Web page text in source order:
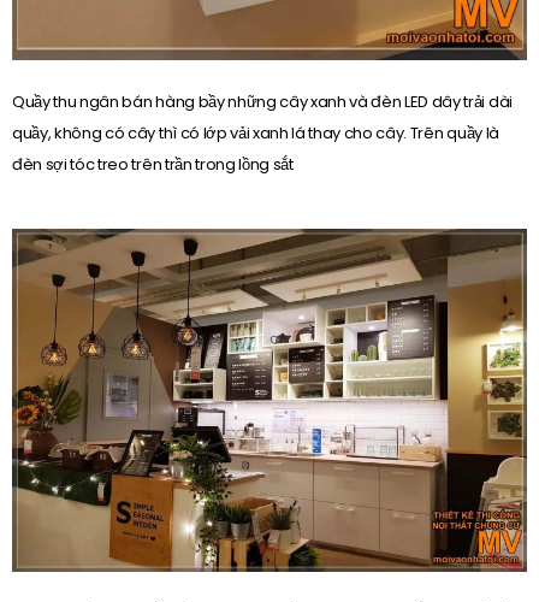
Quầy thu ngân bán hàng bầy những cây xanh và đèn LED dây trải dài
quầy, không có cây thì có lớp vải xanh lá thay cho cây. Trên quầy là
đèn sợi tóc treo trên trần trong lồng sắt